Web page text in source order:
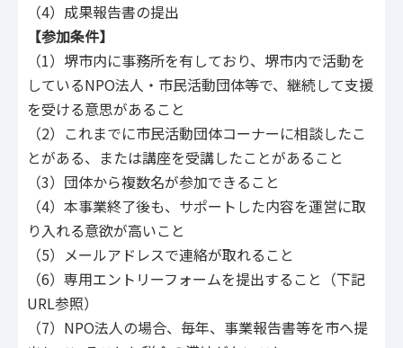
（4）成果報告書の提出
【参加条件】
（1）堺市内に事務所を有しており、堺市内で活動を
しているNPO法人・市民活動団体等で、継続して支援
を受ける意思があること
（2）これまでに市民活動団体コーナーに相談したこ
とがある、または講座を受講したことがあること
（3）団体から複数名が参加できること
（4）本事業終了後も、サポートした内容を運営に取
り入れる意欲が高いこと
（5）メールアドレスで連絡が取れること
（6）専用エントリーフォームを提出すること（下記
URL参照）
（7）NPO法人の場合、毎年、事業報告書等を市へ提